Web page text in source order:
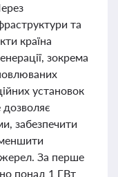
та
країна
зокрема
установок
дозволяє
забезпечити
За перше
понад 1 ГВт